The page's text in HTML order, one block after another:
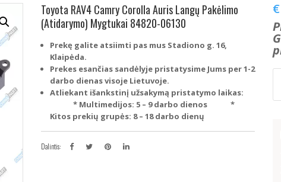
Toyota RAV4 Camry Corolla Auris Langų Pakėlimo
(Atidarymo) Mygtukai 84820-06130
Prekę galite atsiimti pas mus Stadiono g. 16,
Klaipėda.
Prekes esančias sandėlyje pristatysime Jums per 1-2
darbo dienas visoje Lietuvoje.
Atliekant išankstinį užsakymą pristatymo laikas:
* Multimedijos: 5 – 9 darbo dienos *
Kitos prekių grupės: 8 – 18 darbo dienų
Dalintis:
€